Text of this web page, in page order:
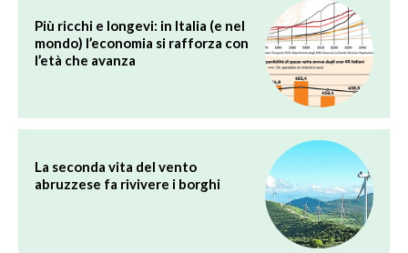
Più ricchi e longevi: in Italia (e nel
mondo) l’economia si rafforza con
l’età che avanza
La seconda vita del vento
abruzzese fa rivivere i borghi